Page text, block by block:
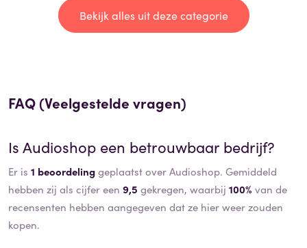
Bekijk alles uit deze categorie
FAQ (Veelgestelde vragen)
IsAudioshop een betrouwbaar bedrijf?
Er is 1 beoordelinggeplaatst over Audioshop. Gemiddeld
hebben zij als cijfer een 9,5 gekregen, waarbij 100% van de
recensenten hebben aangegeven dat ze hier weer zouden
kopen.